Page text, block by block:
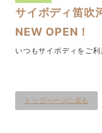
サイボディ笛吹
NEW OPEN！
いつもサイボディをご
トップページに戻る